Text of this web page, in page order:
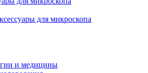
для микроскопа
и медицины